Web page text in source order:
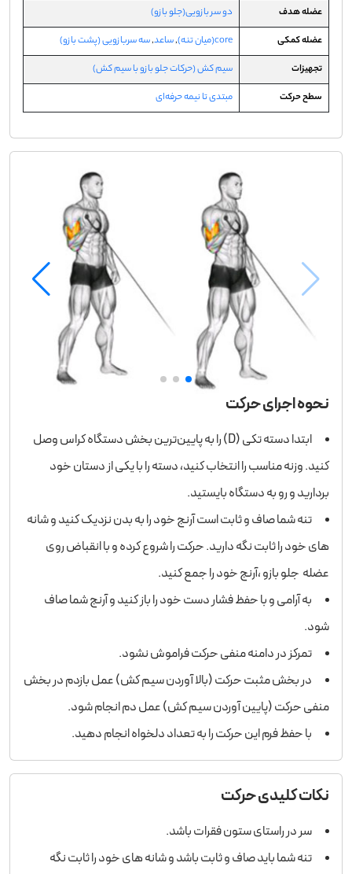
عضله هدف
دو سر بازویی(جلو بازو)
عضله کمکی
core(میان تنه) ,ساعد,سه سربازویی (پشت بازو)
تجهیزات
سیم کش (حرکات جلو بازو با سیم کش)
سطح حرکت
مبتدی تا نیمه حرفه‌ای
نحوه اجرای حرکت
ابتدا دسته تکی (D) را به پایین‌ترین بخش دستگاه کراس وصل
کنید. وزنه مناسب را انتخاب کنید، دسته را با یکی از دستان خود
بردارید و رو به دستگاه بایستید.
تنه شما صاف و ثابت است آرنج خود را به بدن نزدیک کنید و شانه
های خود را ثابت نگه دارید. حرکت را شروع کرده و با انقباض روی
عضله جلو بازو ،آرنج خود را جمع کنید.
به آرامی و با حفظ فشار دست خود را باز کنید و آرنج شما صاف
شود.
تمرکز در دامنه منفی حرکت فراموش نشود.
در بخش مثبت حرکت (بالا آوردن سیم کش) عمل بازدم در بخش
منفی حرکت (پایین آوردن سیم کش) عمل دم انجام شود.
با حفظ فرم این حرکت را به تعداد دلخواه انجام دهید.
نکات کلیدی حرکت
سر در راستای ستون فقرات باشد.
تنه شما باید صاف و ثابت باشد و شانه های خود را ثابت نگه